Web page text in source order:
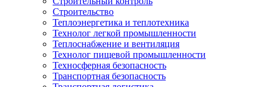
Строительство
Теплоэнергетика и теплотехника
Технолог легкой промышленности
Теплоснабжение и вентиляция
Технолог пищевой промышленности
Техносферная безопасность
Транспортная безопасность